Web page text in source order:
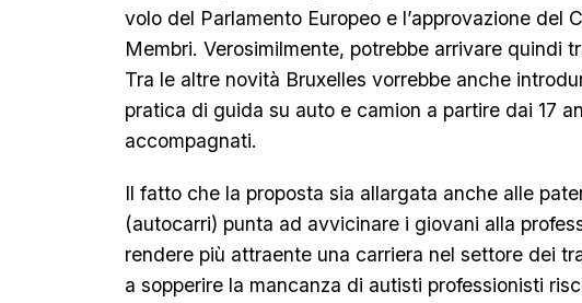
volo del Parlamento Europeo e l’approvazione del
Membri. Verosimilmente, potrebbe arrivare quindi
Tra le altre novità Bruxelles vorrebbe anche
pratica di guida su auto e camion a partire dai 17
accompagnati.
Il fatto che la proposta sia allargata anche alle
(autocarri) punta ad avvicinare i giovani alla
rendere più attraente una carriera nel settore dei
a sopperire la mancanza di autisti professionisti